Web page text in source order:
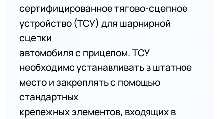
сертифицированное тягово-сцепное
устройство (ТСУ) для шарнирной
сцепки
автомобиля с прицепом. ТСУ
необходимо устанавливать в штатное
место и закреплять с помощью
стандартных
крепежных элементов, входящих в